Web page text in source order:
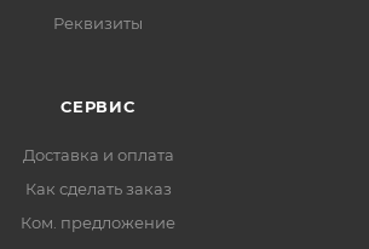
Реквизиты
СЕРВИС
Доставка и оплата
Как сделать заказ
Ком. предложение